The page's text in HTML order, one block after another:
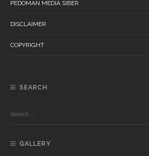
PEDOMAN MEDIA SIBER
DISCLAIMER
COPYRIGHT
SEARCH
GALLERY